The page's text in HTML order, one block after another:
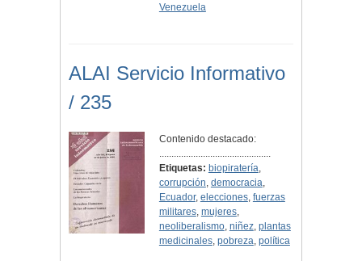
Venezuela
ALAI Servicio Informativo
/ 235
Contenido destacado:
..............................................
Etiquetas: biopiratería,
corrupción, democracia,
Ecuador, elecciones, fuerzas
militares, mujeres,
neoliberalismo, niñez, plantas
medicinales, pobreza, política